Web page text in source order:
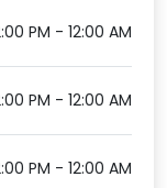
PM - 12:00 AM
PM - 12:00 AM
PM - 12:00 AM